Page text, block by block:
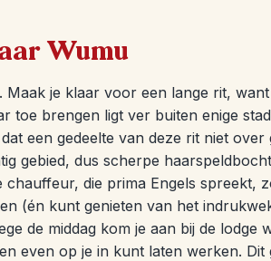
Wumu
Maak je klaar voor een lange rit,
toe brengen ligt ver buiten enige
een gedeelte van deze rit niet over
gebied, dus scherpe
chauffeur, die prima Engels spreekt,
(én kunt genieten van het
de middag kom je aan bij de lodge
even op je in kunt laten werken. Dit